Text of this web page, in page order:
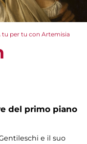
tu per tu con Artemisia
del primo piano
e il suo